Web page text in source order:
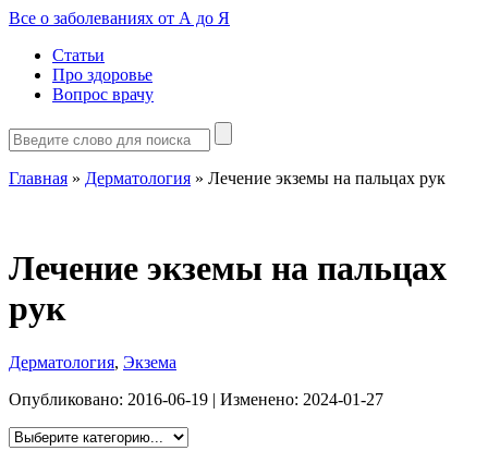
Все о заболеваниях от А до Я
Статьи
Про здоровье
Вопрос врачу
Главная » Дерматология » Лечение экземы на пальцах рук
Лечение экземы на пальцах
рук
Дерматология, Экзема
Опубликовано: 2016-06-19 | Изменено: 2024-01-27